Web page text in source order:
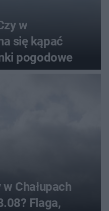
w
się kąpać
pogodowe
w Chałupach
Flaga,